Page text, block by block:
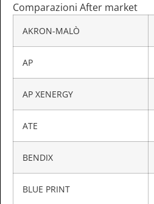
Comparazioni After market
AKRON-MALÒ
AP
AP XENERGY
ATE
BENDIX
BLUE PRINT